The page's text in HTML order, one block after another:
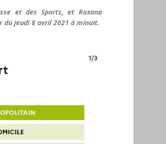
et des Sports, et Roxana
du jeudi 8 avril 2021 à minuit.